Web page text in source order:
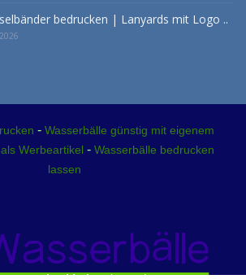
bedrucken | Lanyards mit Logo ..
- Wasserbälle günstig mit eigenem
Werbeartikel - Wasserbälle bedrucken
lassen